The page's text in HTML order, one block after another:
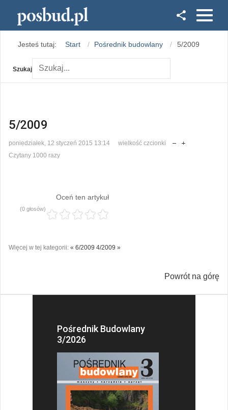
Instagram
Jesteś tutaj: Start Pośrednik budowlany 5/2009
Szukaj
5/2009
poniedziałek, 12 styczeń 2015 13:14
wielkość czcionki
Czytany 1000 razy
Oceń ten artykuł
(0 głosów)
Więcej w tej kategorii: « 6/2009 4/2009 »
Powrót na górę
Pośrednik Budowlany
3/2026